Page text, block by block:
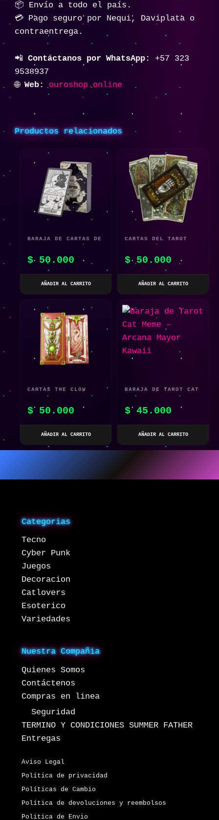
📦 Envío a todo el país.
💳 Pago seguro por Nequi, Daviplata o
contraentrega.
📲 Contáctanos por WhatsApp: +57 323
9538937
🌐 Web:ouroshop.online
Productos relacionados
BARAJA DE CARTAS DE
CARTAS)
$50.000
AÑADIR AL CARRITO
CARTAS DEL TAROT
$50.000
AÑADIR AL CARRITO
CARTAS THE CLOW
– EDICIÓN ESPECIAL
$50.000
AÑADIR AL CARRITO
BARAJA DE TAROT CAT
KAWAII
$45.000
AÑADIR AL CARRITO
Categorias
Tecno
Cyber Punk
Juegos
Decoracion
Catlovers
Esoterico
Variedades
Nuestra Compañia
Quienes Somos
Contáctenos
Compras en linea
Seguridad
TERMINO Y CONDICIONES SUMMER FATHER
Entregas
Aviso Legal
Política de privacidad
Políticas de Cambio
Política de devoluciones y reembolsos
Politica de Envio